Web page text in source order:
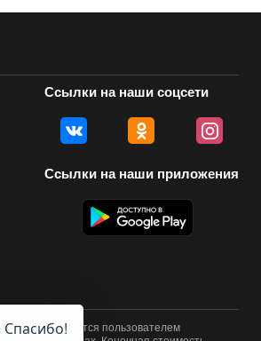
Ссылки на наши соцсети
Ссылки на наши приложения
осуществляется пользователем